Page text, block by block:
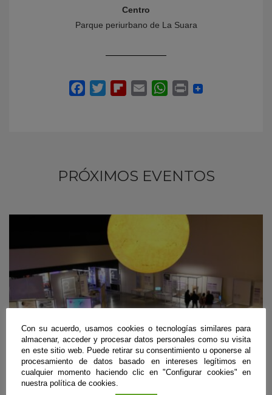
Centro
Parque periurbano de La Suara
PRÓXIMOS EVENTOS
Con su acuerdo, usamos cookies o tecnologías similares para
almacenar, acceder y procesar datos personales como su visita
en este sitio web. Puede retirar su consentimiento u oponerse al
procesamiento de datos basado en intereses legítimos en
cualquier momento haciendo clic en "Configurar cookies" en
nuestra política de cookies.